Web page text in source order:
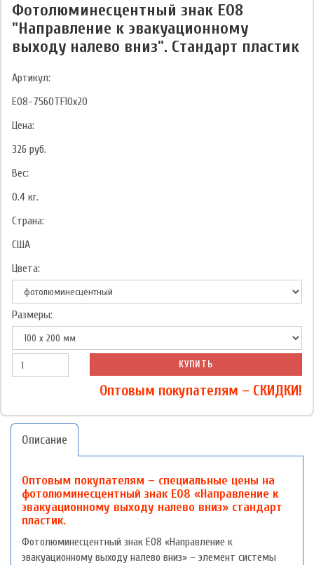
Фотолюминесцентный знак Е08
"Направление к эвакуационному
выходу налево вниз". Стандарт пластик
Артикул:
E08-7560TF10x20
Цена:
326 руб.
Вес:
0.4 кг.
Страна:
США
Цвета:
Размеры:
КУПИТЬ
Оптовым покупателям – СКИДКИ!
Описание
Оптовым покупателям – специальные цены на
фотолюминесцентный знак Е08 «Направление к
эвакуационному выходу налево вниз» стандарт
пластик.
Фотолюминесцентный знак Е08 «Направление к
эвакуационному выходу налево вниз» – элемент системы